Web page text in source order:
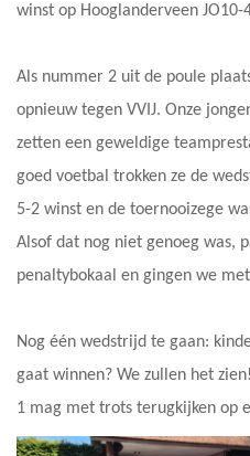
winst op Hooglanderveen JO10-
Als nummer 2 uit de poule
opnieuw tegen VVIJ. Onze
zetten een geweldige
goed voetbal trokken ze de
5-2 winst en de toernooizege
Alsof dat nog niet genoeg was,
penaltybokaal en gingen we
Nog één wedstrijd te gaan:
gaat winnen? We zullen het
1 mag met trots terugkijken op